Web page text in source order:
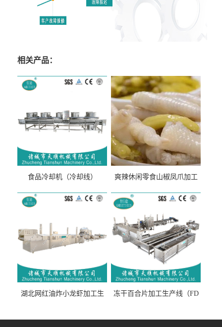
相关产品：
食品冷却机（冷却线）
爽辣休闲零食山椒凤爪加工
流水线）
湖北网红油炸小龙虾加工生
线）
冻干百合片加工生产线（FD
线）